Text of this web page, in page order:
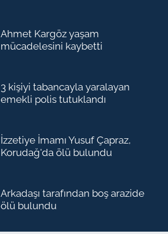
Ahmet Kargöz yaşam
mücadelesini kaybetti
3 kişiyi tabancayla yaralayan
emekli polis tutuklandı
İzzetiye İmamı Yusuf Çapraz,
Korudağ'da ölü bulundu
Arkadaşı tarafından boş arazide
ölü bulundu